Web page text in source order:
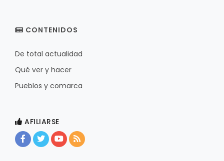
CONTENIDOS
De total actualidad
Qué ver y hacer
Pueblos y comarca
AFILIARSE